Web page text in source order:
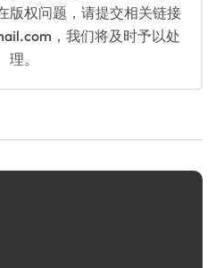
版权问题，请提交相关链接
，我们将及时予以处
理。